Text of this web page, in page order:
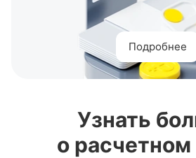
Подробнее
Узнать
о расчетном